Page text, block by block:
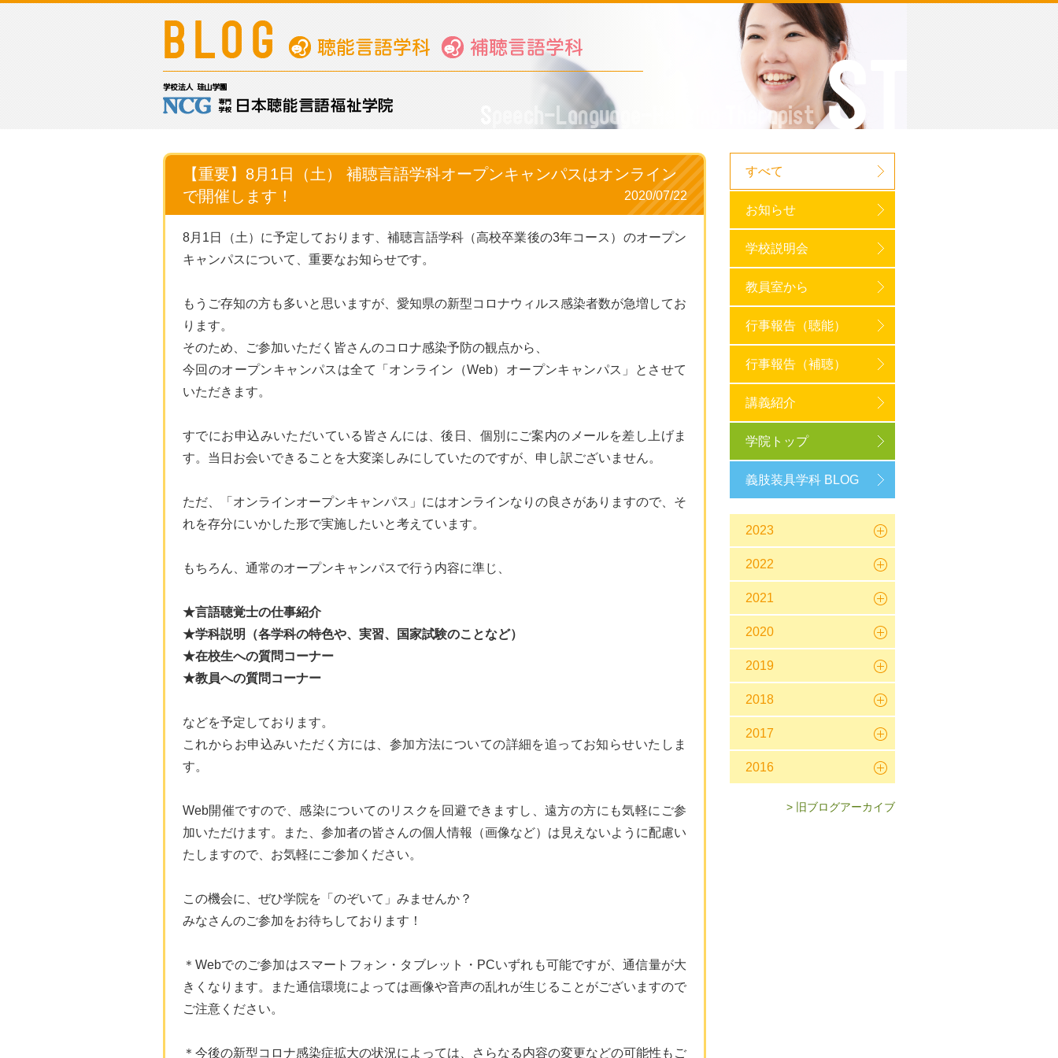
すべて
お知らせ
学校説明会
教員室から
行事報告（聴能）
行事報告（補聴）
講義紹介
学院トップ
義肢装具学科 BLOG
2023
2022
2021
2020
2019
2018
2017
2016
> 旧ブログアーカイブ
【重要】8月1日（土） 補聴言語学科オープンキャンパスはオンライン
で開催します！
2020/07/22
8月1日（土）に予定しております、補聴言語学科（高校卒業後の3年コース）のオープン
キャンパスについて、重要なお知らせです。
もうご存知の方も多いと思いますが、愛知県の新型コロナウィルス感染者数が急増してお
ります。
そのため、ご参加いただく皆さんのコロナ感染予防の観点から、
今回のオープンキャンパスは全て「オンライン（Web）オープンキャンパス」とさせて
いただきます。
すでにお申込みいただいている皆さんには、後日、個別にご案内のメールを差し上げま
す。当日お会いできることを大変楽しみにしていたのですが、申し訳ございません。
ただ、「オンラインオープンキャンパス」にはオンラインなりの良さがありますので、そ
れを存分にいかした形で実施したいと考えています。
もちろん、通常のオープンキャンパスで行う内容に準じ、
★言語聴覚士の仕事紹介
★学科説明（各学科の特色や、実習、国家試験のことなど）
★在校生への質問コーナー
★教員への質問コーナー
などを予定しております。
これからお申込みいただく方には、参加方法についての詳細を追ってお知らせいたしま
す。
Web開催ですので、感染についてのリスクを回避できますし、遠方の方にも気軽にご参
加いただけます。また、参加者の皆さんの個人情報（画像など）は見えないように配慮い
たしますので、お気軽にご参加ください。
この機会に、ぜひ学院を「のぞいて」みませんか？
みなさんのご参加をお待ちしております！
＊Webでのご参加はスマートフォン・タブレット・PCいずれも可能ですが、通信量が大
きくなります。また通信環境によっては画像や音声の乱れが生じることがございますので
ご注意ください。
＊今後の新型コロナ感染症拡大の状況によっては、さらなる内容の変更などの可能性もご